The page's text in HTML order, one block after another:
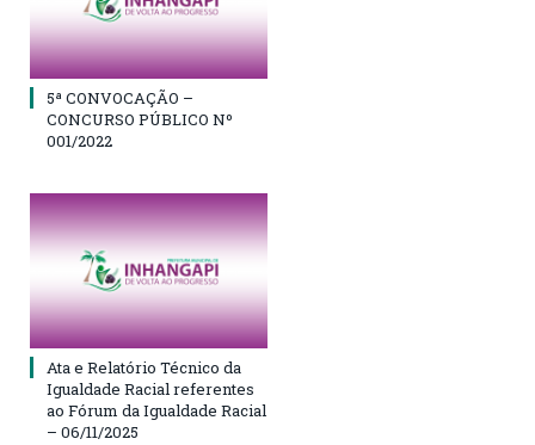
5ª CONVOCAÇÃO –
CONCURSO PÚBLICO Nº
001/2022
Ata e Relatório Técnico da
Igualdade Racial referentes
ao Fórum da Igualdade Racial
– 06/11/2025